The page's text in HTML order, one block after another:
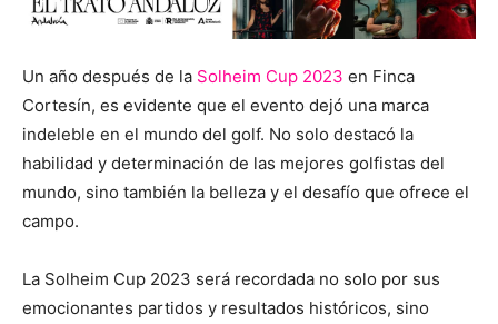
Un año después de la Solheim Cup 2023 en Finca
Cortesín, es evidente que el evento dejó una marca
indeleble en el mundo del golf. No solo destacó la
habilidad y determinación de las mejores golfistas del
mundo, sino también la belleza y el desafío que ofrece el
campo.
La Solheim Cup 2023 será recordada no solo por sus
emocionantes partidos y resultados históricos, sino